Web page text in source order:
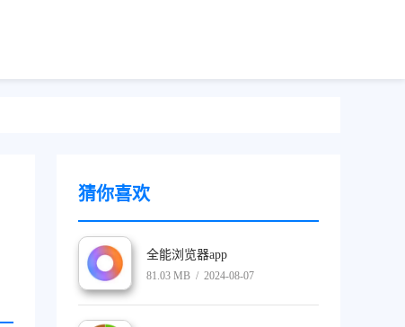
猜你喜欢
全能浏览器app
81.03 MB / 2024-08-07